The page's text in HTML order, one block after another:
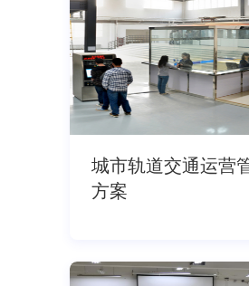
城市轨道交通运营
方案